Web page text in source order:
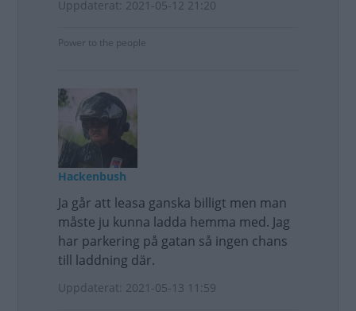
Uppdaterat: 2021-05-12 21:20
Power to the people
Hackenbush
Ja går att leasa ganska billigt men man
måste ju kunna ladda hemma med. Jag
har parkering på gatan så ingen chans
till laddning där.
Uppdaterat: 2021-05-13 11:59